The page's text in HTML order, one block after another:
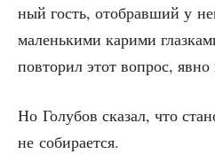
ный гость, ото­брав­ший у
малень­ки­ми кари­ми
повто­рил этот вопрос,
Но Голу­бов ска­зал, что
не собирается.